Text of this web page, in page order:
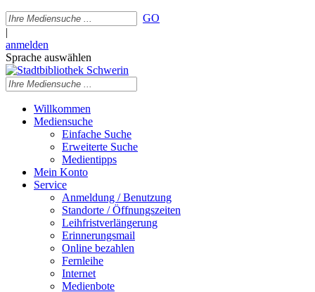
GO
|
anmelden
Sprache auswählen
Willkommen
Mediensuche
Einfache Suche
Erweiterte Suche
Medientipps
Mein Konto
Service
Anmeldung / Benutzung
Standorte / Öffnungszeiten
Leihfristverlängerung
Erinnerungsmail
Online bezahlen
Fernleihe
Internet
Medienbote